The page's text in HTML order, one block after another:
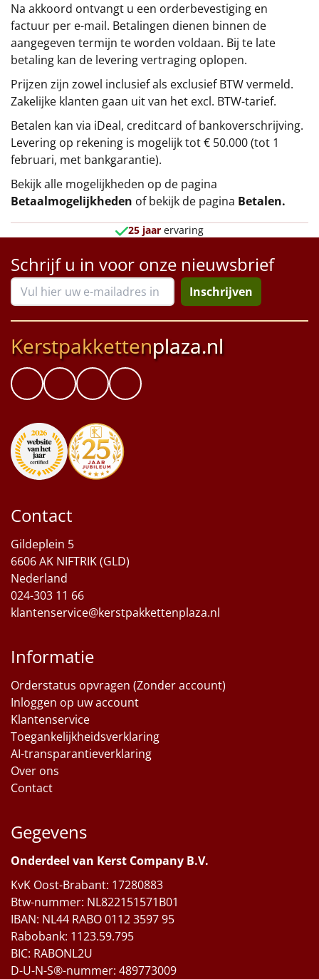
Na akkoord ontvangt u een orderbevestiging en
factuur per e-mail. Betalingen dienen binnen de
aangegeven termijn te worden voldaan. Bij te late
betaling kan de levering vertraging oplopen.
Prijzen zijn zowel inclusief als exclusief BTW vermeld.
Zakelijke klanten gaan uit van het excl. BTW-tarief.
Betalen kan via iDeal, creditcard of bankoverschrijving.
Levering op rekening is mogelijk tot € 50.000 (tot 1
februari, met bankgarantie).
Bekijk alle mogelijkheden op de pagina
Betaalmogelijkheden of bekijk de pagina Betalen.
25 jaar ervaring
Schrijf u in voor onze nieuwsbrief
Inschrijven
Kerstpakkettenplaza.nl
Contact
Gildeplein 5
6606 AK NIFTRIK (GLD)
Nederland
024-303 11 66
klantenservice@kerstpakkettenplaza.nl
Informatie
Orderstatus opvragen (Zonder account)
Inloggen op uw account
Klantenservice
Toegankelijkheidsverklaring
AI-transparantieverklaring
Over ons
Contact
Gegevens
Onderdeel van Kerst Company B.V.
KvK Oost-Brabant: 17280883
Btw-nummer: NL822151571B01
IBAN: NL44 RABO 0112 3597 95
Rabobank: 1123.59.795
BIC: RABONL2U
D-U-N-S®-nummer: 489773009